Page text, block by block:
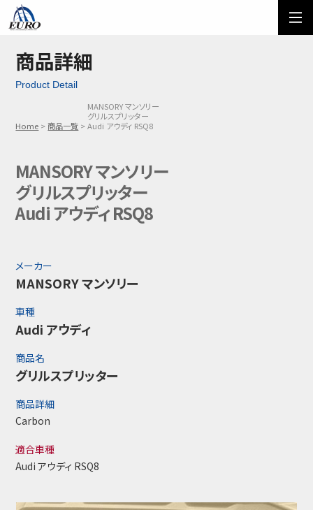
ご利用方法
メール問い合わせ
03-5674-7742
商品詳細
Product Detail
Home 商品一覧
MANSORY マンソリー
グリルスプリッター
Audi アウディ RSQ8
MANSORY マンソリー
グリルスプリッター
Audi アウディ RSQ8
メーカー
MANSORY マンソリー
車種
Audi アウディ
商品名
グリルスプリッター
商品詳細
Carbon
適合車種
Audi アウディ RSQ8